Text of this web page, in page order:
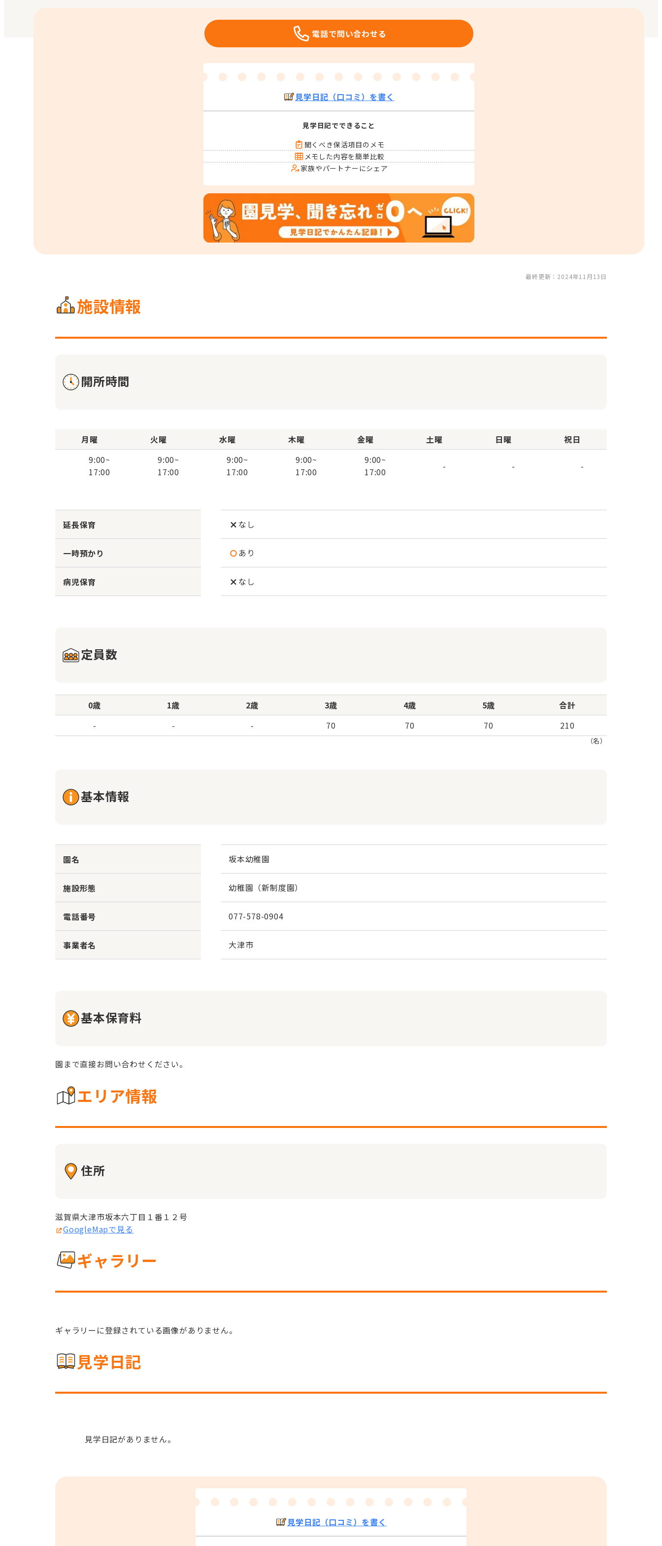
電話で問い合わせる
見学日記（口コミ）を書く
見学日記でできること
聞くべき保活項目のメモ
メモした内容を簡単比較
家族やパートナーにシェア
最終更新：2024年11月13日
施設情報
開所時間
月曜
9:00~
17:00
火曜
9:00~
17:00
水曜
9:00~
17:00
木曜
9:00~
17:00
金曜
9:00~
17:00
土曜
-
日曜
-
祝日
-
延長保育 なし
一時預かり あり
病児保育 なし
定員数
0歳 1歳 2歳 3歳 4歳 5歳
合計
-
- - 70 70 70 210
（名）
基本情報
園名 坂本幼稚園
施設形態 幼稚園（新制度園）
電話番号 077-578-0904
事業者名 大津市
基本保育料
園まで直接お問い合わせください。
エリア情報
住所
滋賀県大津市坂本六丁目１番１２号
GoogleMapで見る
ギャラリー
ギャラリーに登録されている画像がありません。
見学日記
見学日記がありません。
見学日記（口コミ）を書く